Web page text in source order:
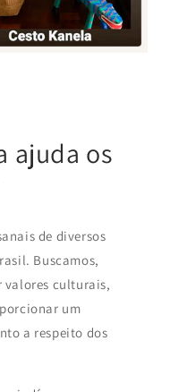
ajuda os
de diversos
Buscamos,
valores culturais,
um
a respeito dos